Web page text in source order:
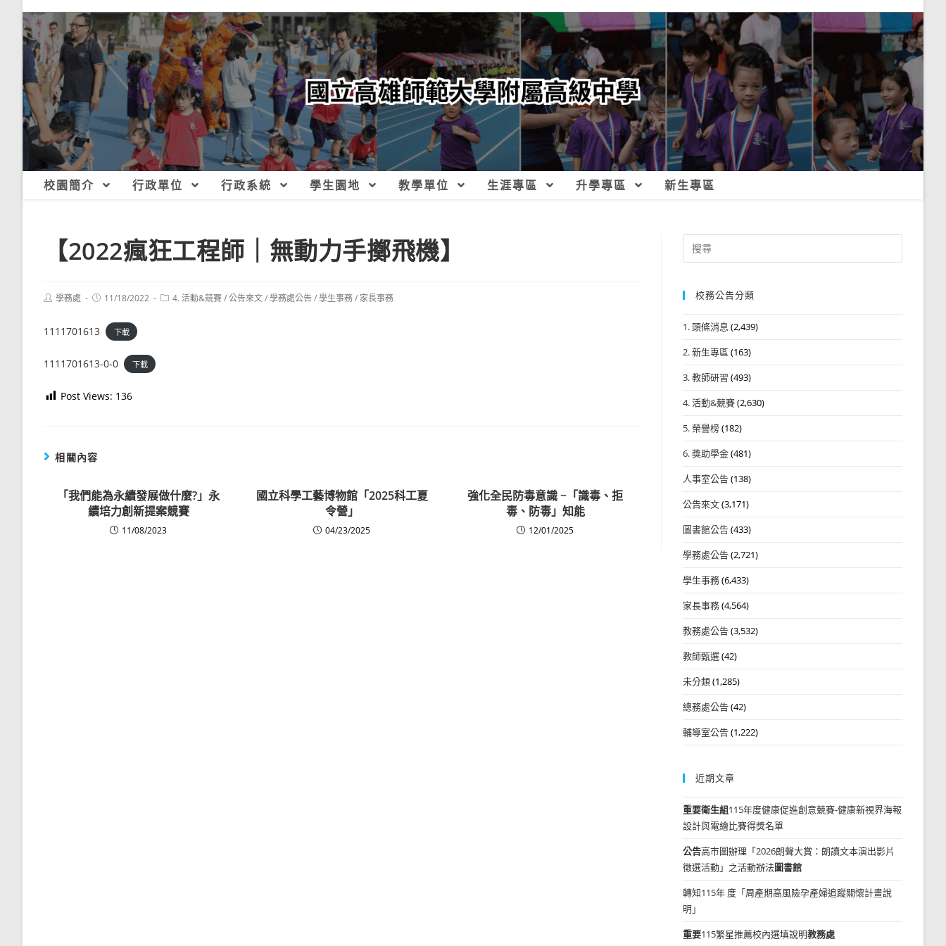
校園簡介 行政單位 行政系統 學生園地 教學單位 生涯專區 升學專區 新生專區
【2022瘋狂工程師｜無動力手擲飛機】
Post學務處
Post11/18/2022
Post4. 活動&競賽/公告來文/學務處公告/學生事務/ 家長事務
1111701613 下載
1111701613-0-0 下載
Post Views: 136
相關內容
「我們能為永續發展做什麼?」永
續培力創新提案競賽
11/08/2023
國立科學工藝博物館「2025科工夏
令營」
04/23/2025
強化全民防毒意識 ~「識毒、拒
毒、防毒」知能
12/01/2025
Search
for:
校務公告分類
1. 頭條消息 (2,439)
2. 新生專區 (163)
3. 教師研習 (493)
4. 活動&競賽(2,630)
5. 榮譽榜(182)
6. 獎助學金(481)
人事室公告(138)
公告來文(3,171)
圖書館公告(433)
學務處公告(2,721)
學生事務(6,433)
家長事務(4,564)
教務處公告(3,532)
教師甄選(42)
未分類(1,285)
總務處公告(42)
輔導室公告(1,222)
近期文章
重要衛生組115年度健康促進創意競賽-健康新視界海報
設計與電繪比賽得獎名單
公告高市圖辦理「2026朗聲大賞：朗讀文本演出影片
徵選活動」之活動辦法圖書館
轉知115年 度「周產期高風險孕產婦追蹤關懷計畫說
明」
重要115繁星推薦校內選填說明教務處